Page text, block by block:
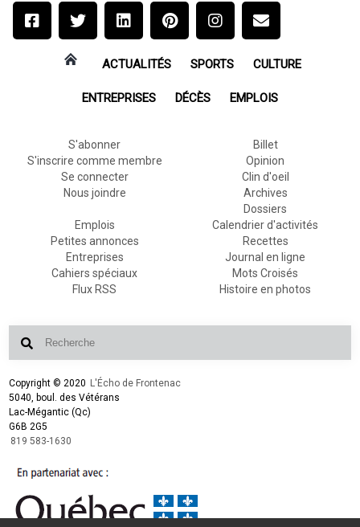
ACTUALITÉS SPORTS CULTURE
ENTREPRISES DÉCÈS EMPLOIS
S'abonner
S'inscrire comme membre
Se connecter
Nous joindre
Billet
Opinion
Clin d'oeil
Archives
Dossiers
Emplois
Petites annonces
Entreprises
Cahiers spéciaux
Flux RSS
Calendrier d'activités
Recettes
Journal en ligne
Mots Croisés
Histoire en photos
Copyright © 2020 L'Écho de Frontenac
5040, boul. des Vétérans
Lac-Mégantic (Qc)
G6B 2G5
819 583-1630